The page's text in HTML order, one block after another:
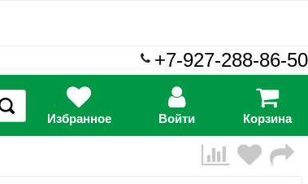
+7-927-288-86-50
Избранное Войти Корзина